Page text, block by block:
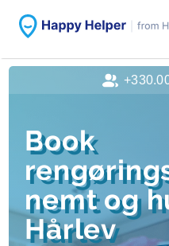
Book
nemt og
Hårlev